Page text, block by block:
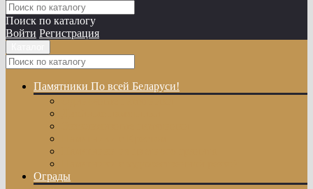
Поиск по каталогу
Войти Регистрация
Памятники По всей Беларуси!
Ограды